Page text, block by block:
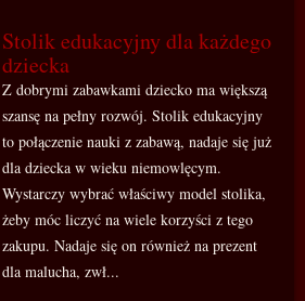
Stolik edukacyjny dla każdego
dziecka
Z dobrymi zabawkami dziecko ma większą
szansę na pełny rozwój. Stolik edukacyjny
to połączenie nauki z zabawą, nadaje się już
dla dziecka w wieku niemowlęcym.
Wystarczy wybrać właściwy model stolika,
żeby móc liczyć na wiele korzyści z tego
zakupu. Nadaje się on również na prezent
dla malucha, zwł...